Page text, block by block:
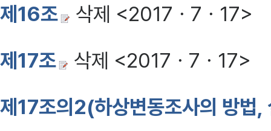
제16조
삭제 <2017ㆍ7ㆍ17>
제17조
삭제 <2017ㆍ7ㆍ17>
제17조의2(하상변동조사의 방법,